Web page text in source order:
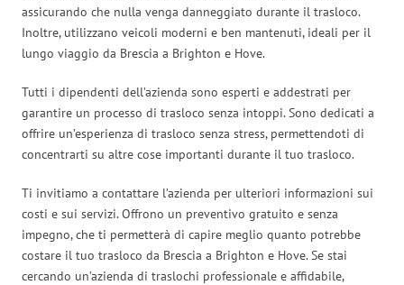
assicurando che nulla venga danneggiato durante il trasloco.
Inoltre, utilizzano veicoli moderni e ben mantenuti, ideali per il
lungo viaggio da Brescia a Brighton e Hove.
Tutti i dipendenti dell’azienda sono esperti e addestrati per
garantire un processo di trasloco senza intoppi. Sono dedicati a
offrire un’esperienza di trasloco senza stress, permettendoti di
concentrarti su altre cose importanti durante il tuo trasloco.
Ti invitiamo a contattare l’azienda per ulteriori informazioni sui
costi e sui servizi. Offrono un preventivo gratuito e senza
impegno, che ti permetterà di capire meglio quanto potrebbe
costare il tuo trasloco da Brescia a Brighton e Hove. Se stai
cercando un’azienda di traslochi professionale e affidabile,